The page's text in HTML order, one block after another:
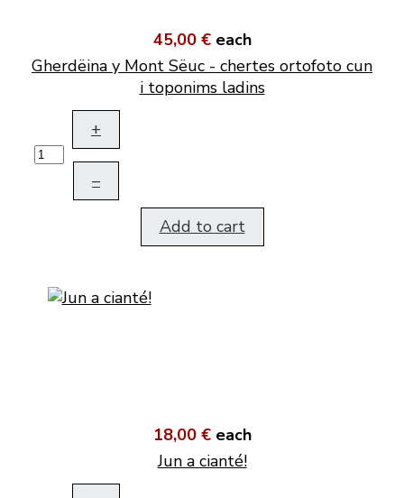
45,00 € each
Gherdëina y Mont Sëuc - chertes ortofoto cun
i toponims ladins
+
–
Add to cart
18,00 € each
Jun a cianté!